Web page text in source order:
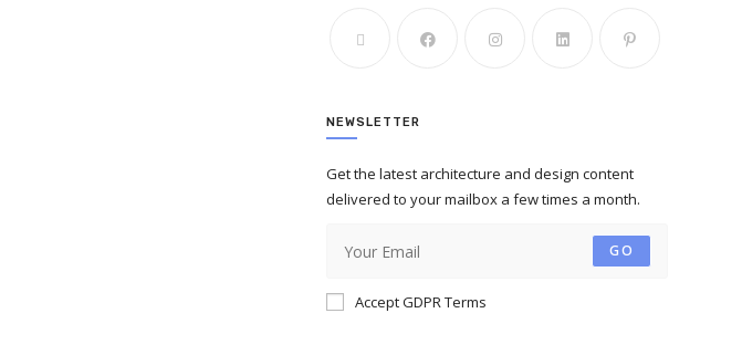
NEWSLETTER
Get the latest architecture and design content
delivered to your mailbox a few times a month.
GO
Accept GDPR Terms